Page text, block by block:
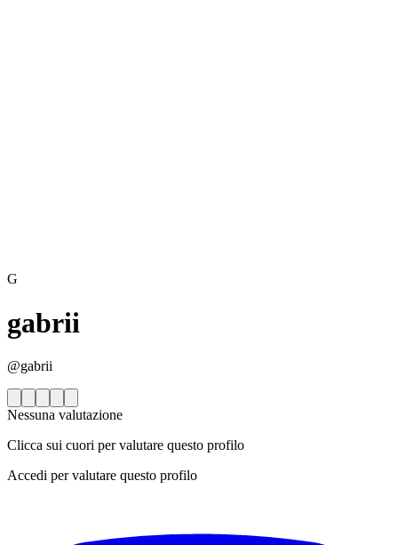
G
gabrii
@gabrii
Nessuna valutazione
Clicca sui cuori per valutare questo profilo
Accedi per valutare questo profilo